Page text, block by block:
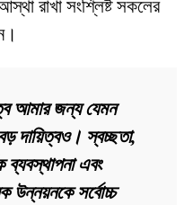
রাখা সংশ্লিষ্ট সকলের
আমার জন্য যেমন
দায়িত্বও। স্বচ্ছতা,
ব্যবস্থাপনা এবং
উন্নয়নকে সর্বোচ্চ